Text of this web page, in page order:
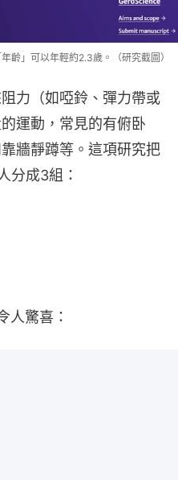
齡」可以年輕約2.3歲。（研究截圖）
力（如啞鈴、彈力帶或
運動，常見的有俯卧
牆靜蹲等。這項研究把
分成3組：
人驚喜：